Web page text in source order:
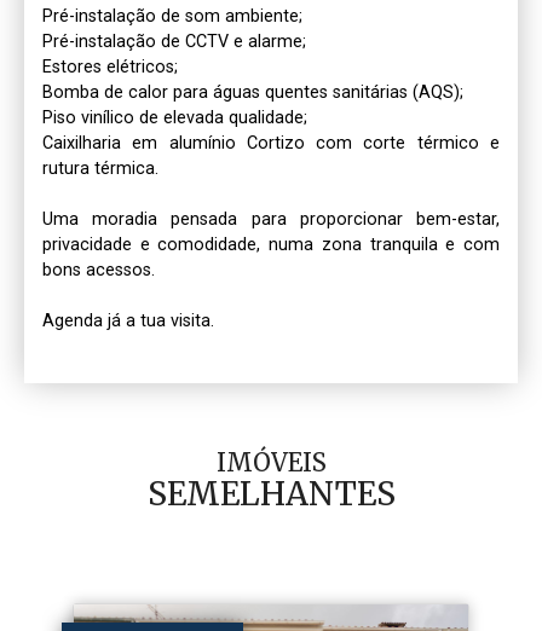
Pré-instalação de som ambiente;
Pré-instalação de CCTV e alarme;
Estores elétricos;
Bomba de calor para águas quentes sanitárias (AQS);
Piso vinílico de elevada qualidade;
Caixilharia em alumínio Cortizo com corte térmico e
rutura térmica.
Uma moradia pensada para proporcionar bem-estar,
privacidade e comodidade, numa zona tranquila e com
bons acessos.
Agenda já a tua visita.
IMÓVEIS
SEMELHANTES